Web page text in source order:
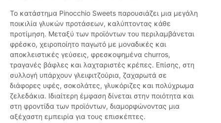
Το κατάστημα Pinocchio Sweets παρουσιάζει μια μεγάλη
ποικιλία γλυκών προτάσεων, καλύπτοντας κάθε
προτίμηση. Μεταξύ των προϊόντων του περιλαμβάνεται
φρέσκο, χειροποίητο παγωτό με μοναδικές και
αποκλειστικές γεύσεις, φρεσκοψημένα churros,
τραγανές βάφλες και λαχταριστές κρέπες. Επίσης, στη
συλλογή υπάρχουν γλειφιτζούρια, ζαχαρωτά σε
διάφορες υφές, σοκολάτες, γλυκόριζες και πολύχρωμα
ζελεδάκια. Ιδιαίτερη έμφαση δίνεται στην ποιότητα και
στη φροντίδα των προϊόντων, διαμορφώνοντας μια
αξέχαστη εμπειρία για τους επισκέπτες.